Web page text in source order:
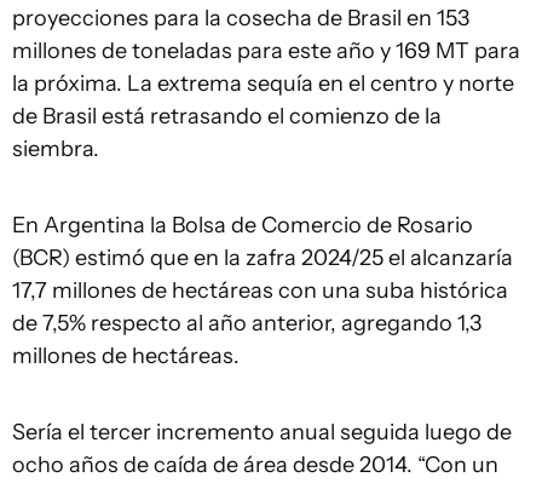
proyecciones para la cosecha de Brasil en 153
millones de toneladas para este año y 169 MT para
la próxima. La extrema sequía en el centro y norte
de Brasil está retrasando el comienzo de la
siembra.
En Argentina la Bolsa de Comercio de Rosario
(BCR) estimó que en la zafra 2024/25 el alcanzaría
17,7 millones de hectáreas con una suba histórica
de 7,5% respecto al año anterior, agregando 1,3
millones de hectáreas.
Sería el tercer incremento anual seguida luego de
ocho años de caída de área desde 2014. “Con un